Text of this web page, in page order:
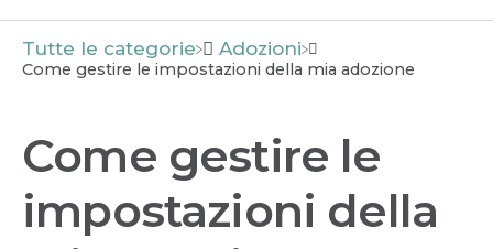
Tutte le categorie ​Adozioni
Come gestire le impostazioni della mia adozione
Come gestire le
impostazioni della